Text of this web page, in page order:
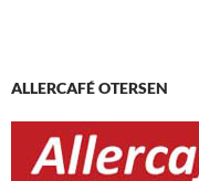
ALLERCAFÉ OTERSEN